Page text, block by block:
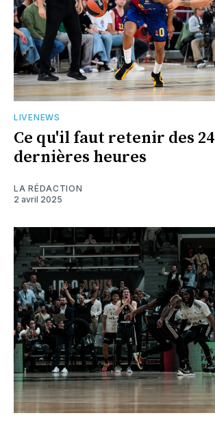
LIVENEWS
Ce qu'il faut retenir des 24
dernières heures
LA RÉDACTION
2 avril 2025